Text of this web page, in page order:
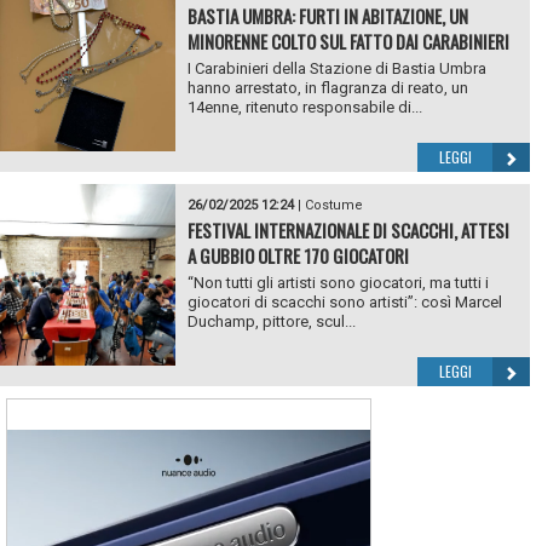
BASTIA UMBRA: FURTI IN ABITAZIONE, UN
MINORENNE COLTO SUL FATTO DAI CARABINIERI
I Carabinieri della Stazione di Bastia Umbra
hanno arrestato, in flagranza di reato, un
14enne, ritenuto responsabile di...
LEGGI
26/02/2025 12:24| Costume
FESTIVAL INTERNAZIONALE DI SCACCHI, ATTESI
A GUBBIO OLTRE 170 GIOCATORI
“Non tutti gli artisti sono giocatori, ma tutti i
giocatori di scacchi sono artisti”: così Marcel
Duchamp, pittore, scul...
LEGGI